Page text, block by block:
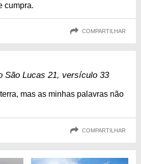
cumpra.
COMPARTILHAR
São Lucas 21, versículo 33
mas as minhas palavras não
COMPARTILHAR